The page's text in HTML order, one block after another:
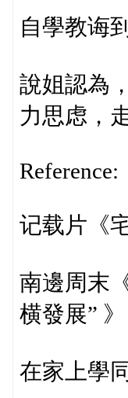
自學教诲
說姐認為
力思虑，
Reference:
记载片《
南邊周末
横發展” 》
在家上學